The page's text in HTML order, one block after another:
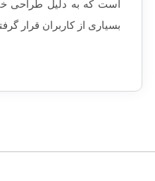
است که به دلیل طراحی
بسیاری از کاربران قرار